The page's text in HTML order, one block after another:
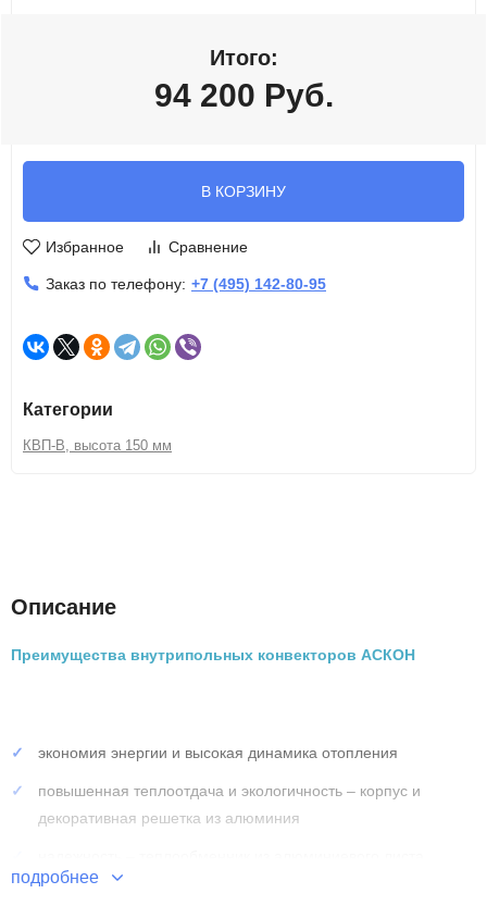
Итого:
94 200 Руб.
В КОРЗИНУ
Избранное Сравнение
Заказ по телефону: +7 (495) 142-80-95
Категории
КВП-В, высота 150 мм
Описание
Преимущества внутрипольных конвекторов АСКОН
экономия энергии и высокая динамика отопления
повышенная теплоотдача и экологичность – корпус и
декоративная решетка из алюминия
толщиной 0,5 мм
подробнее